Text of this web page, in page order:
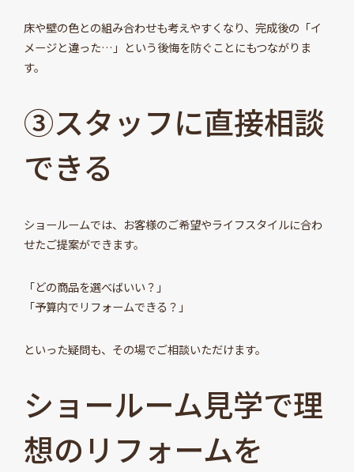
床や壁の色との組み合わせも考えやすくなり、完成後の「イ
メージと違った…」という後悔を防ぐことにもつながりま
す。
③スタッフに直接相談
できる
ショールームでは、お客様のご希望やライフスタイルに合わ
せたご提案ができます。
「どの商品を選べばいい？」
「予算内でリフォームできる？」
といった疑問も、その場でご相談いただけます。
ショールーム見学で理
想のリフォームを